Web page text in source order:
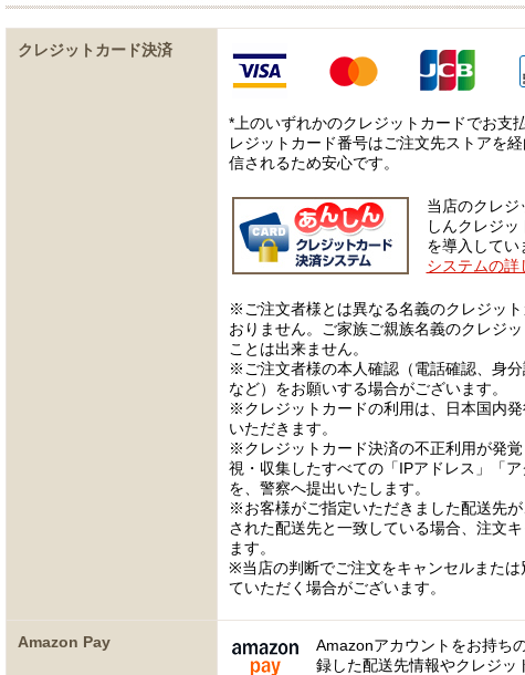
クレジットカード決済
*上のいずれかのクレジットカードでお支
レジットカード番号はご注文先ストアを
信されるため安心です。
当店のクレジ
しんクレジッ
を導入してい
システムの詳
※ご注文者様とは異なる名義のクレジッ
おりません。ご家族ご親族名義のクレジ
ことは出来ません。
※ご注文者様の本人確認（電話確認、身
など）をお願いする場合がございます。
※クレジットカードの利用は、日本国内
いただきます。
※クレジットカード決済の不正利用が発
視・収集したすべての「IPアドレス」「
を、警察へ提出いたします。
※お客様がご指定いただきました配送先
された配送先と一致している場合、注文
ます。
※当店の判断でご注文をキャンセルまた
ていただく場合がございます。
Amazon Pay
Amazonアカウントをお持ち
録した配送先情報やクレジッ